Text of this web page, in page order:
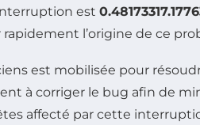
est
l’origine de ce
est mobilisée pour
à corriger le bug afin de
affecté par cette